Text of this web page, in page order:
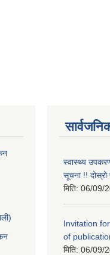
स्वास्थ्य
सूचना !!
मिति: 06/09/
Invitation
of
मिति: 06/09/